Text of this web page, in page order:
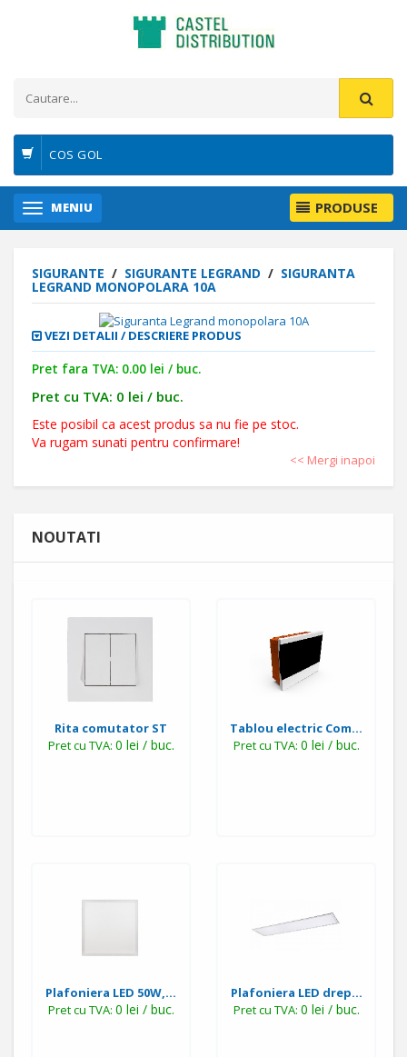
COS GOL
MENIU PRODUSE
SIGURANTE / SIGURANTE LEGRAND / SIGURANTA
LEGRAND MONOPOLARA 10A
VEZI DETALII / DESCRIERE PRODUS
Pret fara TVA: 0.00 lei / buc.
Pret cu TVA: 0 lei / buc.
Este posibil ca acest produs sa nu fie pe stoc.
Va rugam sunati pentru confirmare!
<< Mergi inapoi
NOUTATI
Rita comutator ST
Pret cu TVA: 0 lei / buc.
Tablou electric Com...
Pret cu TVA: 0 lei / buc.
Plafoniera LED 50W,...
Pret cu TVA: 0 lei / buc.
Plafoniera LED drep...
Pret cu TVA: 0 lei / buc.